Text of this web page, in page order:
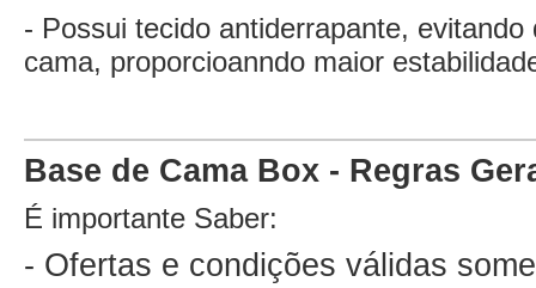
- Possui tecido antiderrapante,
cama, proporcioanndo maior
Base de Cama Box - Regras
É importante Saber:
- Ofertas e condições válidas